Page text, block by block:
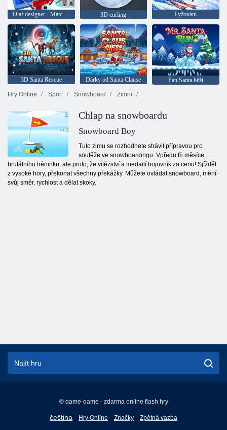
Olaf designer - Match 3 3D curling Lyžování
3D Santa Rescue Dárky od Santa Clause
Pan Santa běží
Hry Online
Sport Snowboard Zimní
Chlap na snowboardu
Snowboard Boy
Tuto zimu se rozhodnete strávit přípravou pro
soutěže ve snowboardingu. Vpředu tři měsíce
brutálního tréninku, ale proto, že vítězství a medailí bojovník za cenu! Sjíždět
z vysoké hory, překonat všechny překážky. Můžete ovládat snowboard, mění
svůj směr, rychlost a dělat skoky.
© game-game - zdarma online flash hry
čeština
English
Hry Online Značky Zpětná vazba